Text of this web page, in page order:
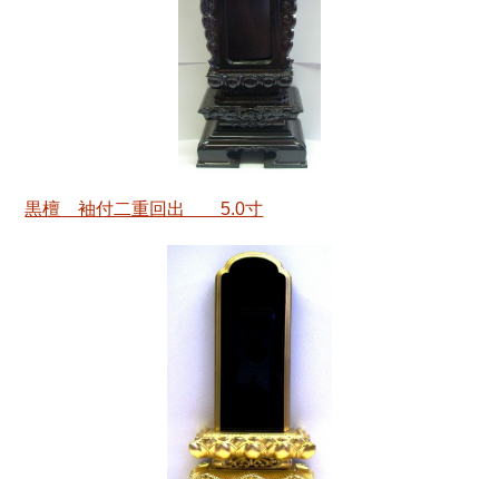
黒檀 袖付二重回出 5.0寸